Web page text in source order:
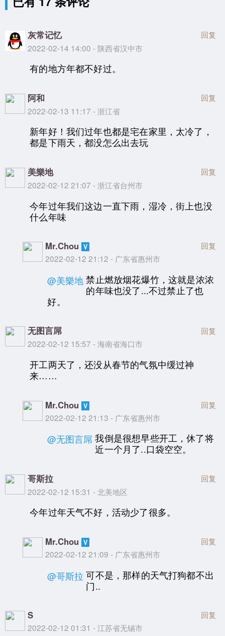
灰常记忆
2022-02-14 14:00 - 陕西省汉中市
回复
有的地方年都不好过。
阿和
2022-02-13 11:17 - 浙江省
回复
新年好！我们过年也都是宅在家里，太冷了，
都是下雨天，都没怎么出去玩
美樂地
2022-02-12 21:07 - 浙江省台州市
回复
今年过年我们这边一直下雨，湿冷，街上也没
什么年味
Mr.Chou
2022-02-12 21:12 - 广东省惠州市
回复
@美樂地 禁止燃放烟花爆竹，这就是浓浓
的年味也没了...不过禁止了也
好。
无图言屌
2022-02-12 15:57 - 海南省海口市
回复
开工两天了，还没从春节的气氛中缓过神
来……
Mr.Chou
2022-02-12 21:13 - 广东省惠州市
回复
@无图言屌 我倒是很想早些开工，休了将
近一个月了..口袋空空。
哥斯拉
2022-02-12 15:31 - 北美地区
回复
今年过年天气不好，活动少了很多。
Mr.Chou
2022-02-12 21:09 - 广东省惠州市
回复
@哥斯拉 可不是，那样的天气打狗都不出
门..
S
2022-02-12 01:31 - 江苏省无锡市
回复